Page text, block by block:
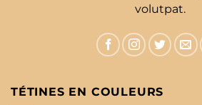
volutpat.
TÉTINES EN COULEURS